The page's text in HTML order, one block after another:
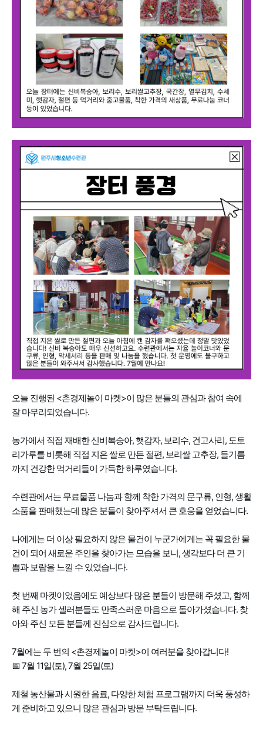
오늘 진행된 <촌경제놀이 마켓>이 많은 분들의 관심과 참여 속에
잘 마무리되었습니다.
농가에서 직접 재배한 신비복숭아, 햇감자, 보리수, 건고사리, 도토
리가루를 비롯해 직접 지은 쌀로 만든 절편, 보리쌀 고추장, 들기름
까지 건강한 먹거리들이 가득한 하루였습니다.
수련관에서는 무료물품 나눔과 함께 착한 가격의 문구류, 인형, 생활
소품을 판매했는데 많은 분들이 찾아주셔서 큰 호응을 얻었습니다.
나에게는 더 이상 필요하지 않은 물건이 누군가에게는 꼭 필요한 물
건이 되어 새로운 주인을 찾아가는 모습을 보니, 생각보다 더 큰 기
쁨과 보람을 느낄 수 있었습니다.
첫 번째 마켓이었음에도 예상보다 많은 분들이 방문해 주셨고, 함께
해 주신 농가 셀러분들도 만족스러운 마음으로 돌아가셨습니다. 찾
아와 주신 모든 분들께 진심으로 감사드립니다.
7월에는 두 번의 <촌경제놀이 마켓>이 여러분을 찾아갑니다!
📅 7월 11일(토), 7월 25일(토)
제철 농산물과 시원한 음료, 다양한 체험 프로그램까지 더욱 풍성하
게 준비하고 있으니 많은 관심과 방문 부탁드립니다.